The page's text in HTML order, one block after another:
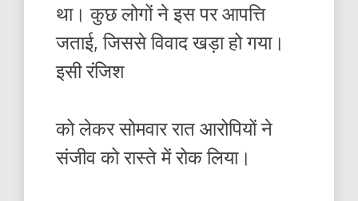
था। कुछ लोगों ने इस पर आपत्ति
जताई, जिससे विवाद खड़ा हो गया।
इसी रंजिश
को लेकर सोमवार रात आरोपियों ने
संजीव को रास्ते में रोक लिया।